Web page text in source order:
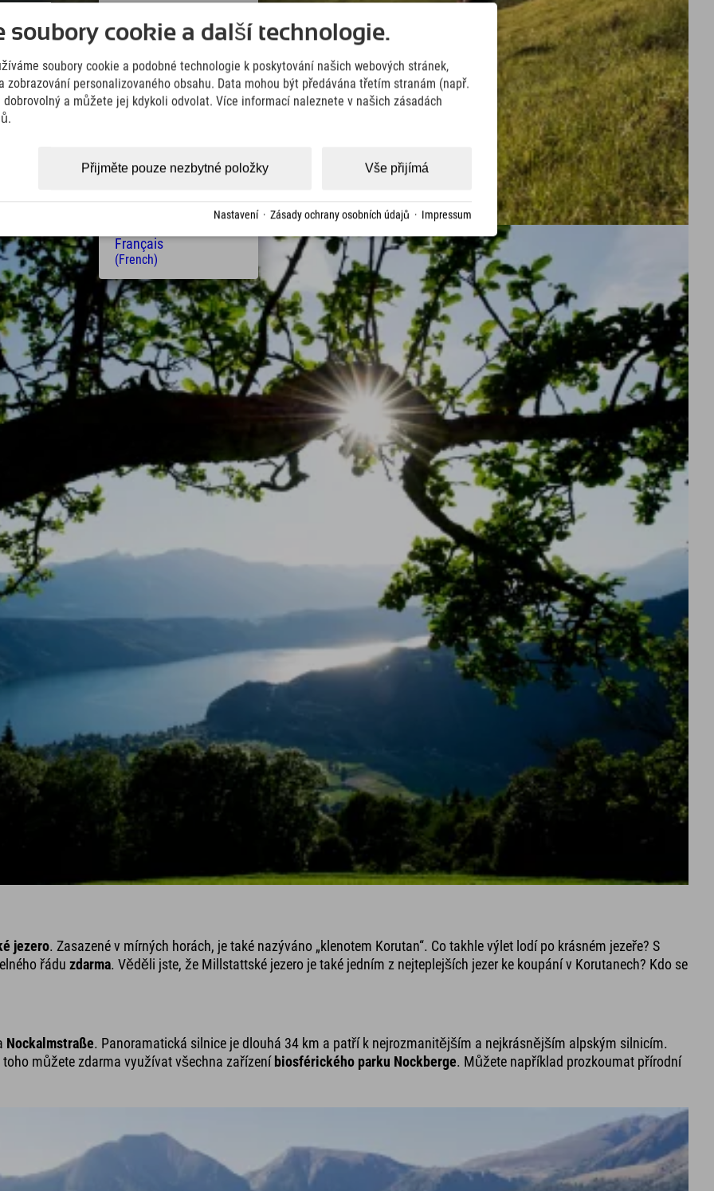
jezero. Zasazené v mírných horách, je také nazýváno „klenotem Korutan“. Co takhle výlet lodí po krásném jezeře? S
řáduzdarma. Věděli jste, že Millstattské jezero je také jedním z nejteplejších jezer ke koupání v Korutanech? Kdo se
Nockalmstraße. Panoramatická silnice je dlouhá 34 km a patří k nejrozmanitějším a nejkrásnějším alpským silnicím.
můžete zdarma využívat všechna zařízení biosférického parku Nockberge. Můžete například prozkoumat přírodní
soubory cookie a další technologie.
soubory cookie a podobné technologie k poskytování našich webových stránek,
zobrazování personalizovaného obsahu. Data mohou být předávána třetím stranám (např.
dobrovolný a můžete jej kdykoli odvolat. Více informací naleznete v našich zásadách
Vše přijímá
Přijměte pouze nezbytné položky
Nastavení· Zásady ochrany osobních údajů · Impressum
Deutsch
(German)
(English)
Italiano
(Italian)
(Polish)
Magyar
Français
(French)